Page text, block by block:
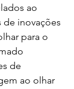
ao
de inovações
para o
de
ao olhar